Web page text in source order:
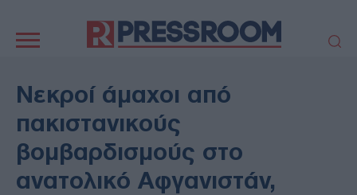
πλοήγηση
ΠΟΛΙΤΙΚΗ
ΤΟΥΡΚΙΑ
ΟΙΚΟΝΟΜΙΑ
ΕΚΚΛΗΣΙΑ
ΔΙΕΘΝΗ
ΚΥΠΡΟΣ
MEDIA
LIFESTYLE
Νεκροί άμαχοι από
πακιστανικούς
βομβαρδισμούς στο
ανατολικό Αφγανιστάν,